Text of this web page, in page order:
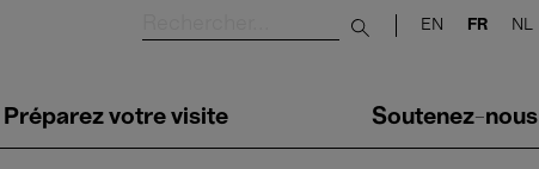
Submit search
EN FR NL
Préparez votre visite Soutenez-nous